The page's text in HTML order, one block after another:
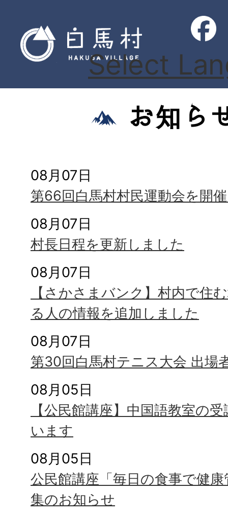
Select
お知ら
08月07日
第66回白馬村村民運動会を開
08月07日
村長日程を更新しました
08月07日
【さかさまバンク】村内で住
る人の情報を追加しました
08月07日
第30回白馬村テニス大会 出場
08月05日
【公民館講座】中国語教室の
います
08月05日
公民館講座「毎日の食事で健
集のお知らせ